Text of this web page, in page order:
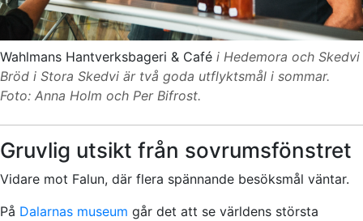
Wahlmans Hantverksbageri & Café i Hedemora och Skedvi
Bröd i Stora Skedvi är två goda utflyktsmål i sommar.
Foto: Anna Holm och Per Bifrost.
Gruvlig utsikt från sovrumsfönstret
Vidare mot Falun, där flera spännande besöksmål väntar.
På Dalarnas museum går det att se världens största